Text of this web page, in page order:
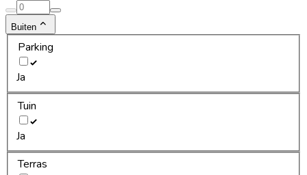
Buiten
Parking
Ja
Tuin
Ja
Terras